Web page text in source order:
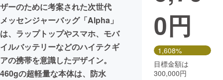
まちづくり・地域活性化
CAMPFIRE for Social Good
CAMPFIRE Creation
CAMPFIREふるさと納税
コミュニティ
ザーのために考案された次世代
メッセンジャーバッグ「Alpha」
は、ラップトップやスマホ、モバ
イルバッテリーなどのハイテクギ
アの携帯を意識したデザイン。
460gの超軽量な本体は、防水
0円
1,608%
目標金額は
300,000円